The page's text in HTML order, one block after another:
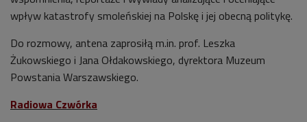
wpływ katastrofy smoleńskiej na Polskę i jej obecną politykę.
Do rozmowy, antena zaprosiłą m.in. prof. Leszka
Żukowskiego i Jana Ołdakowskiego, dyrektora Muzeum
Powstania Warszawskiego.
Radiowa Czwórka